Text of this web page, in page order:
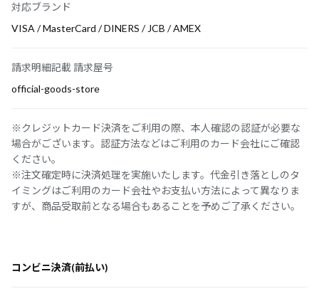
対応ブランド
VISA / MasterCard / DINERS / JCB / AMEX
請求明細記載 請求屋号
official-goods-store
※クレジットカード決済をご利用の際、本人確認の認証が必要な
場合がございます。認証方法などはご利用のカード会社にご確認
ください。
※注文確定時に決済処理を実施いたします。代金引き落としのタ
イミングはご利用のカード会社やお支払い方法によって異なりま
すが、商品受取前となる場合もあることを予めご了承ください。
コンビニ決済(前払い)